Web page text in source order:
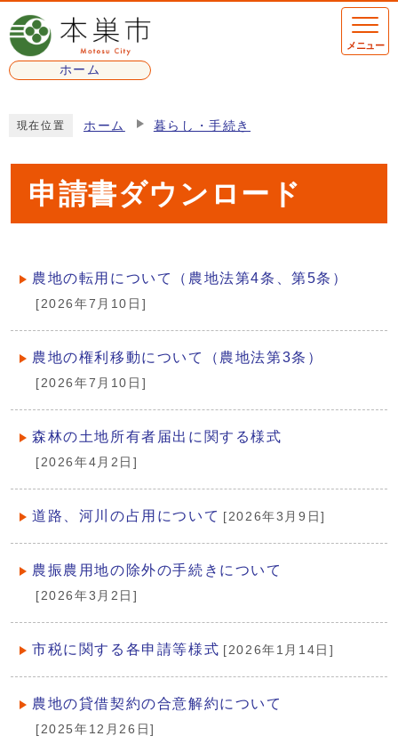
ページの先頭です
ホーム
メニュー
現在位置 ホーム 暮らし・手続き
申請書ダウンロード
メインメニュー
農地の転用について（農地法第4条、第5条）
[2026年7月10日]
農地の権利移動について（農地法第3条）
[2026年7月10日]
森林の土地所有者届出に関する様式
[2026年4月2日]
道路、河川の占用について [2026年3月9日]
農振農用地の除外の手続きについて
[2026年3月2日]
市税に関する各申請等様式 [2026年1月14日]
農地の貸借契約の合意解約について
[2025年12月26日]